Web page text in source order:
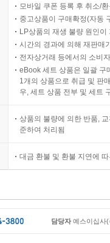
모바일 쿠폰 등록 후 취소/
중고상품이 구매확정(자동
LP상품의 재생 불량 원인
시간의 경과에 의해 재판매
전자상거래 등에서의 소비
eBook 세트 상품은 일괄 구
1개의 상품으로 취급 및 판
우, 세트 상품 전부 및 세트
상품의 불량에 의한 반품,
준하여 처리됨
대금 환불 및 환불 지연에
담당자 예스이십사